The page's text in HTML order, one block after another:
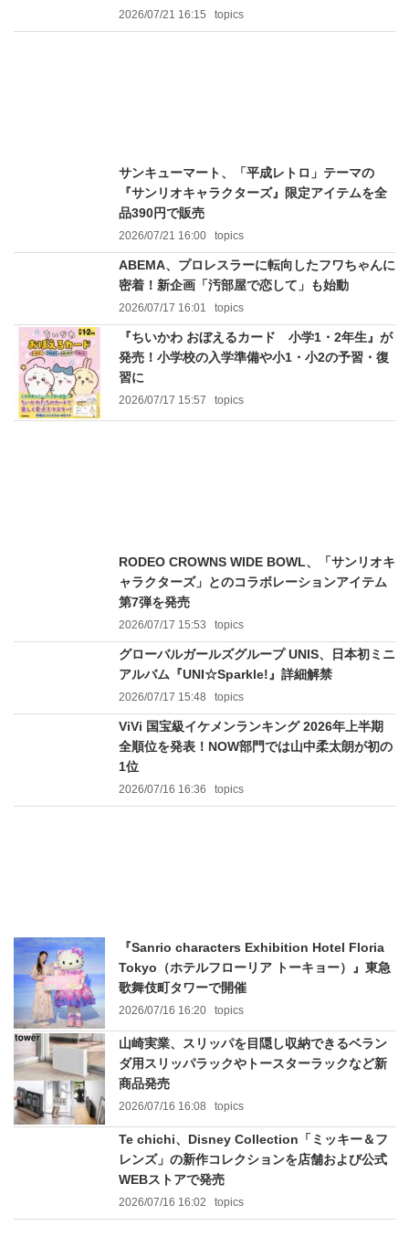
2026/07/21 16:15 topics
サンキューマート、「平成レトロ」テーマの
『サンリオキャラクターズ』限定アイテムを全
品390円で販売
2026/07/21 16:00 topics
ABEMA、プロレスラーに転向したフワちゃんに
密着！新企画「汚部屋で恋して」も始動
2026/07/17 16:01 topics
『ちいかわ おぼえるカード 小学1・2年生』が
発売！小学校の入学準備や小1・小2の予習・復
習に
2026/07/17 15:57 topics
RODEO CROWNS WIDE BOWL、「サンリオキ
ャラクターズ」とのコラボレーションアイテム
第7弾を発売
2026/07/17 15:53 topics
グローバルガールズグループ UNIS、日本初ミニ
アルバム『UNI☆Sparkle!』詳細解禁
2026/07/17 15:48 topics
ViVi 国宝級イケメンランキング 2026年上半期
全順位を発表！NOW部門では山中柔太朗が初の
1位
2026/07/16 16:36 topics
『Sanrio characters Exhibition Hotel Floria
Tokyo（ホテルフローリア トーキョー）』東急
歌舞伎町タワーで開催
2026/07/16 16:20 topics
山崎実業、スリッパを目隠し収納できるベラン
ダ用スリッパラックやトースターラックなど新
商品発売
2026/07/16 16:08 topics
Te chichi、Disney Collection「ミッキー＆フ
レンズ」の新作コレクションを店舗および公式
WEBストアで発売
2026/07/16 16:02 topics